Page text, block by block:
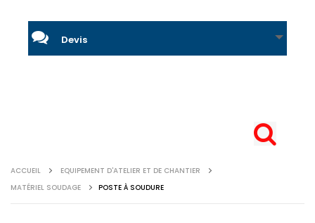
Devis
ACCUEIL
EQUIPEMENT D'ATELIER ET DE CHANTIER
MATÉRIEL SOUDAGE
POSTE À SOUDURE